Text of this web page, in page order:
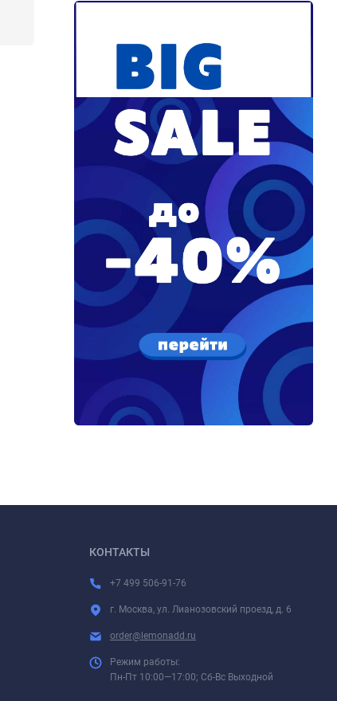
КОНТАКТЫ
+7 499 506-91-76
г. Москва, ул. Лианозовский проезд, д. 6
order@lemonadd.ru
Режим работы:
Пн-Пт 10:00—17:00; Сб-Вс Выходной